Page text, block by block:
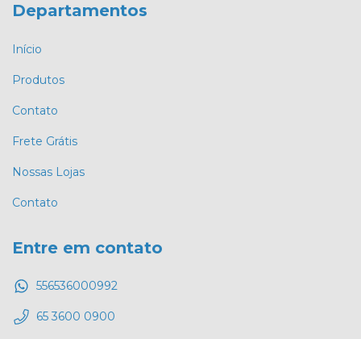
Departamentos
Início
Produtos
Contato
Frete Grátis
Nossas Lojas
Contato
Entre em contato
556536000992
65 3600 0900